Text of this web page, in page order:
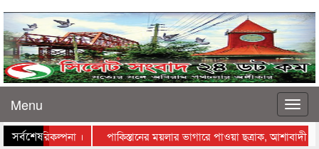
Menu
সর্বশেষপরিকল্পনা ।
পাকিস্তানের ময়লার ভাগারে পাওয়া ছত্রাক, আশাবাদী